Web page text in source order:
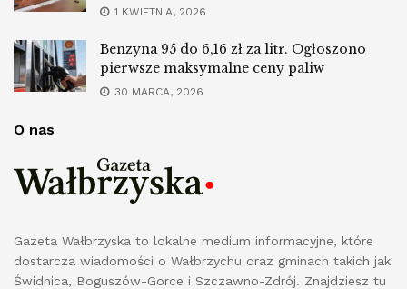
1 KWIETNIA, 2026
Benzyna 95 do 6,16 zł za litr. Ogłoszono
pierwsze maksymalne ceny paliw
30 MARCA, 2026
O nas
Gazeta Wałbrzyska to lokalne medium informacyjne, które
dostarcza wiadomości o Wałbrzychu oraz gminach takich jak
Świdnica, Boguszów-Gorce i Szczawno-Zdrój. Znajdziesz tu